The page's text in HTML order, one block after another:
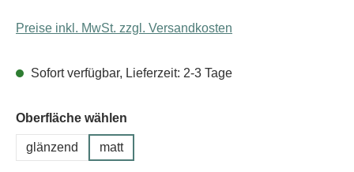
Preise inkl. MwSt. zzgl. Versandkosten
Sofort verfügbar, Lieferzeit: 2-3 Tage
Oberfläche wählen
glänzend matt